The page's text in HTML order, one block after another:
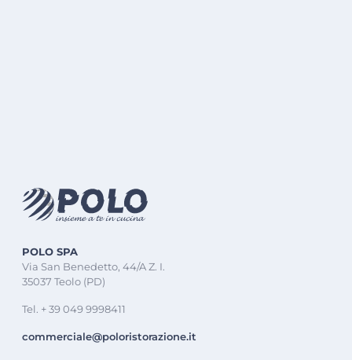
POLO SPA
Via San Benedetto, 44/A Z. I.
35037 Teolo (PD)
Tel. + 39 049 9998411
commerciale@poloristorazione.it